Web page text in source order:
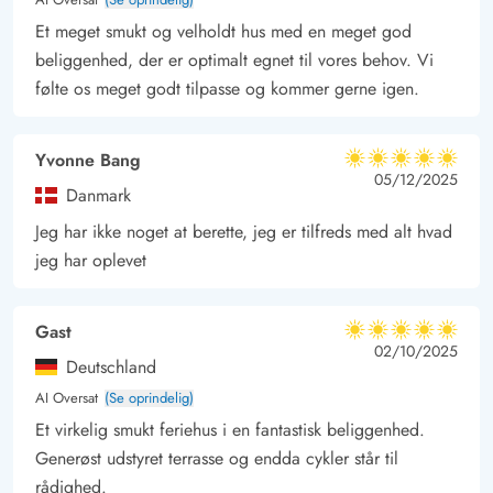
Et meget smukt og velholdt hus med en meget god
beliggenhed, der er optimalt egnet til vores behov. Vi
følte os meget godt tilpasse og kommer gerne igen.
Yvonne Bang
Danmark
5 ud af 5
5 ud af 5
5 out of 5
05/12/2025
Jeg har ikke noget at berette, jeg er tilfreds med alt hvad
jeg har oplevet
Gast
Deutschland
AI Oversat (Se oprindelig)
5 ud af 5
5 ud af 5
5 out of 5
02/10/2025
Et virkelig smukt feriehus i en fantastisk beliggenhed.
Generøst udstyret terrasse og endda cykler står til
rådighed.